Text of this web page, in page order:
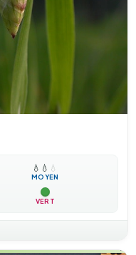
💧 💧 💧
MOYEN
VERT